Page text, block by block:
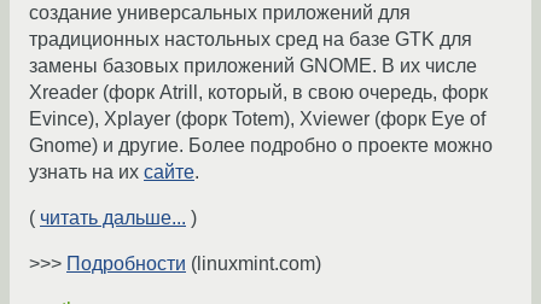
создание универсальных приложений для
традиционных настольных сред на базе GTK для
замены базовых приложений GNOME. В их числе
Xreader (форк Atrill, который, в свою очередь, форк
Evince), Xplayer (форк Totem), Xviewer (форк Eye of
Gnome) и другие. Более подробно о проекте можно
узнать на их сайте.
( читать дальше... )
>>> Подробности (linuxmint.com)